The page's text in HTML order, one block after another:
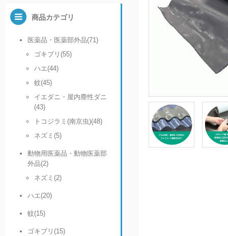
商品カテゴリ
医薬品・医薬部外品(71)
ゴキブリ(55)
ハエ(44)
蚊(45)
イエダニ・屋内塵性ダニ
(43)
トコジラミ(南京虫)(48)
ネズミ(5)
動物用医薬品・動物医薬部
外品(2)
ネズミ(2)
ハエ(20)
蚊(15)
ゴキブリ(15)